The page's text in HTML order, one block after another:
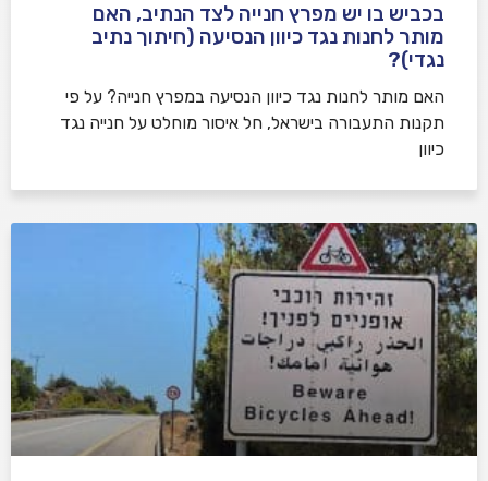
בכביש בו יש מפרץ חנייה לצד הנתיב, האם
מותר לחנות נגד כיוון הנסיעה (חיתוך נתיב
נגדי)?
האם מותר לחנות נגד כיוון הנסיעה במפרץ חנייה? על פי
תקנות התעבורה בישראל, חל איסור מוחלט על חנייה נגד
כיוון